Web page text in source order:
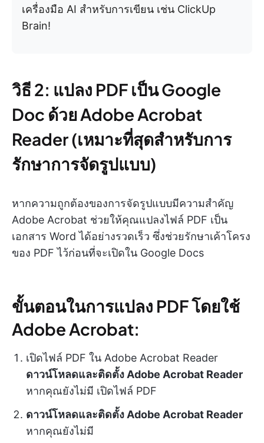
เครื่องมือ AI สำหรับการเขียน เช่น ClickUp
Brain!
วิธี 2: แปลง PDF เป็น Google
Doc ด้วย Adobe Acrobat
Reader (เหมาะที่สุดสำหรับการ
รักษาการจัดรูปแบบ)
หากความถูกต้องของการจัดรูปแบบมีความสำคัญ
Adobe Acrobat ช่วยให้คุณแปลงไฟล์ PDF เป็น
เอกสาร Word ได้อย่างรวดเร็ว ซึ่งช่วยรักษาเค้าโครง
ของ PDF ไว้ก่อนที่จะเปิดใน Google Docs
ขั้นตอนในการแปลง PDF โดยใช้
Adobe Acrobat:
เปิดไฟล์ PDF ใน Adobe Acrobat Reader
ดาวน์โหลดและติดตั้ง Adobe Acrobat Reader
หากคุณยังไม่มี เปิดไฟล์ PDF
ดาวน์โหลดและติดตั้ง Adobe Acrobat Reader
หากคุณยังไม่มี